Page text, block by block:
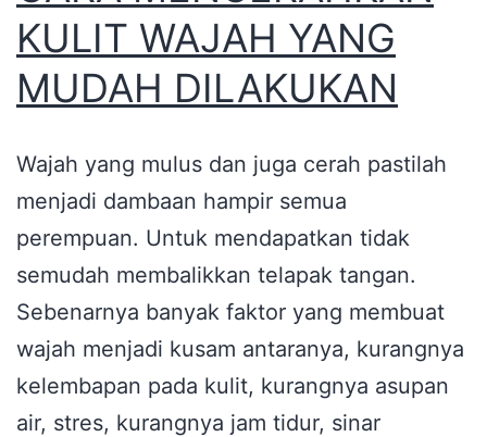
KULIT WAJAH YANG
MUDAH DILAKUKAN
Wajah yang mulus dan juga cerah pastilah
menjadi dambaan hampir semua
perempuan. Untuk mendapatkan tidak
semudah membalikkan telapak tangan.
Sebenarnya banyak faktor yang membuat
wajah menjadi kusam antaranya, kurangnya
kelembapan pada kulit, kurangnya asupan
air, stres, kurangnya jam tidur, sinar